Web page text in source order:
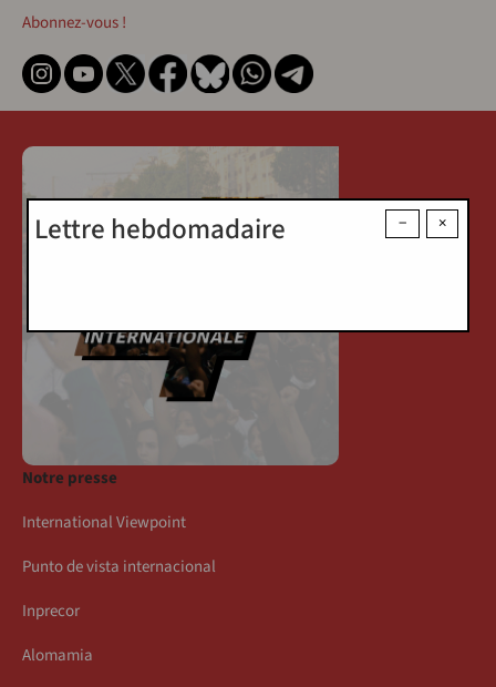
×
−
Lettre hebdomadaire
Abonnez-vous !
Notre presse
International Viewpoint
Punto de vista internacional
Inprecor
Alomamia